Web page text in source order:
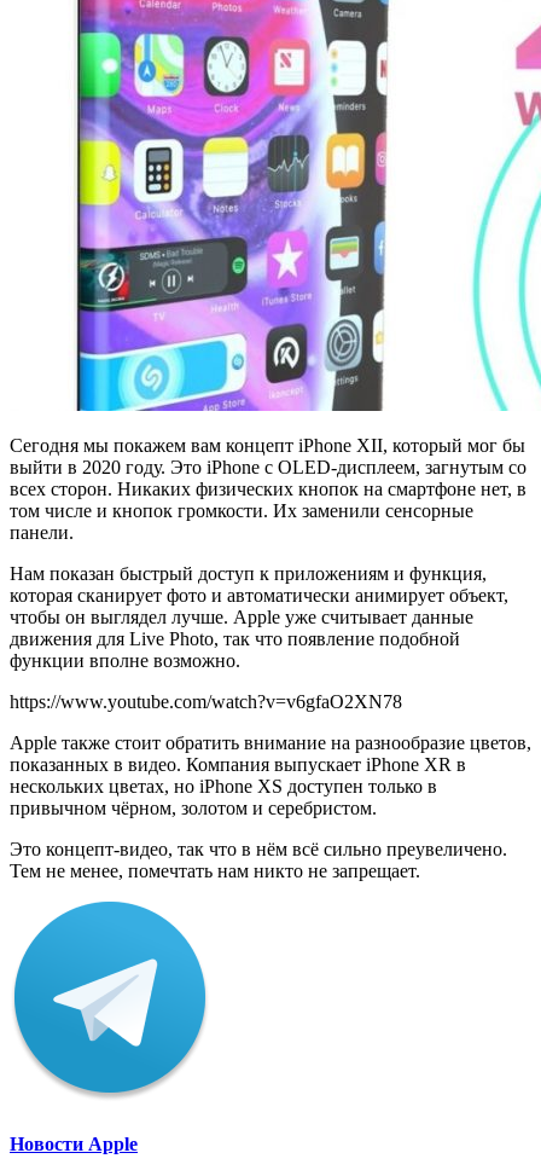
Сегодня мы покажем вам концепт iPhone XII, который мог бы
выйти в 2020 году. Это iPhone с OLED-дисплеем, загнутым со
всех сторон. Никаких физических кнопок на смартфоне нет, в
том числе и кнопок громкости. Их заменили сенсорные
панели.
Нам показан быстрый доступ к приложениям и функция,
которая сканирует фото и автоматически анимирует объект,
чтобы он выглядел лучше. Apple уже считывает данные
движения для Live Photo, так что появление подобной
функции вполне возможно.
https://www.youtube.com/watch?v=v6gfaO2XN78
Apple также стоит обратить внимание на разнообразие цветов,
показанных в видео. Компания выпускает iPhone XR в
нескольких цветах, но iPhone XS доступен только в
привычном чёрном, золотом и серебристом.
Это концепт-видео, так что в нём всё сильно преувеличено.
Тем не менее, помечтать нам никто не запрещает.
Новости Apple